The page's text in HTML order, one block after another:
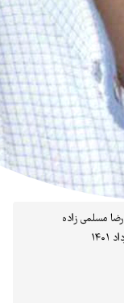
رضا مسلمی زاده